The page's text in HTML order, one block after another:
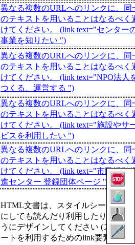
異なる複数のURLへのリンクに、同
のテキストを用いることはなるべく
けてください。 (link text="センター
事業を知りたい ")
異なる複数のURLへのリンクに、同
のテキストを用いることはなるべく
けてください。 (link text="NPO法人
つくる、運営する ")
異なる複数のURLへのリンクに、同
のテキストを用いることはなるべく
けてください。 (link text="施設やサ
ビスを利用したい ")
異なる複数のURLへのリンクに、同
のテキストを用いることはなるべく
けてください。 (link text="市民活動
進センター 登録団体ページ ")
HTML文書は、スタイルシートを無
にしても読んだり利用したり出来る
うにデザインしてください (スタイ
ートを利用するためのlink要素が存